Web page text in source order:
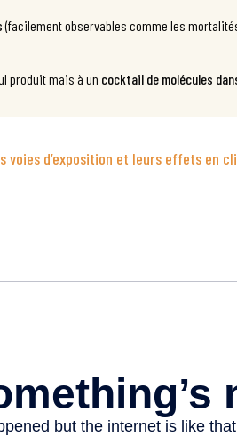
(facilement observables comme les
produit mais à un cocktail de molécules
voies d’exposition et leurs effets en